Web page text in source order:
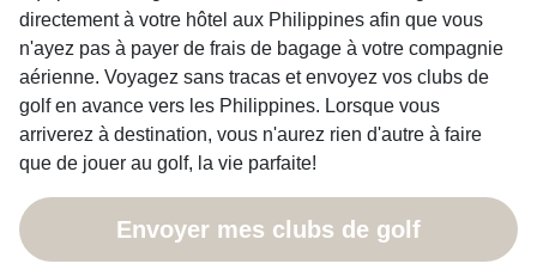
directement à votre hôtel aux Philippines afin que vous
n'ayez pas à payer de frais de bagage à votre compagnie
aérienne. Voyagez sans tracas et envoyez vos clubs de
golf en avance vers les Philippines. Lorsque vous
arriverez à destination, vous n'aurez rien d'autre à faire
que de jouer au golf, la vie parfaite!
Envoyer mes clubs de golf